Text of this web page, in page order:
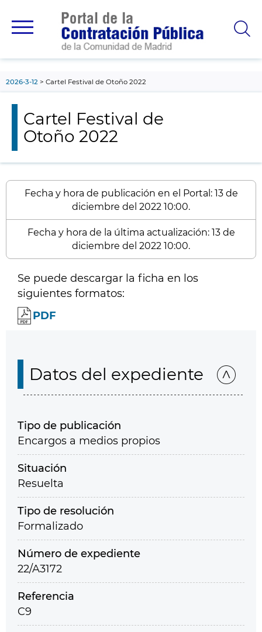
principal
2026-3-12 Cartel Festival de Otoño 2022
Cartel Festival de
Otoño 2022
Fecha y hora de publicación en el Portal: 13 de
diciembre del 2022 10:00.
Fecha y hora de la última actualización: 13 de
diciembre del 2022 10:00.
Se puede descargar la ficha en los
siguientes formatos:
PDF
Datos del expediente
Tipo de publicación
Encargos a medios propios
Situación
Resuelta
Tipo de resolución
Formalizado
Número de expediente
22/A3172
Referencia
C9